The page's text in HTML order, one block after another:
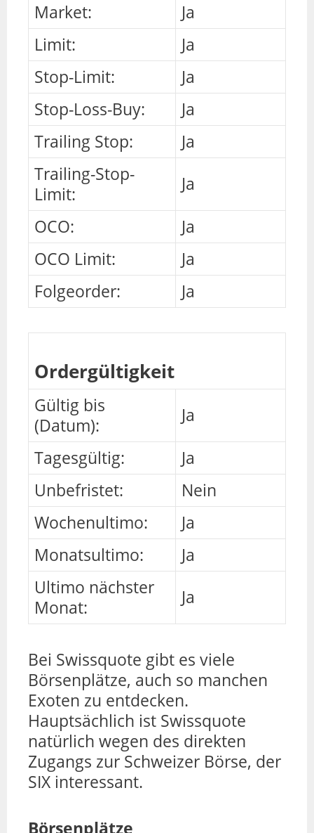
Market:
Ja
Limit:
Ja
Stop-Limit:
Ja
Stop-Loss-Buy:
Ja
Trailing Stop:
Ja
Trailing-Stop-
Limit:
Ja
OCO:
Ja
OCO Limit:
Ja
Folgeorder:
Ja
Ordergültigkeit
Gültig bis
(Datum):
Ja
Tagesgültig:
Ja
Unbefristet:
Nein
Wochenultimo:
Ja
Monatsultimo:
Ja
Ultimo nächster
Monat:
Ja
Bei Swissquote gibt es viele
Börsenplätze, auch so manchen
Exoten zu entdecken.
Hauptsächlich ist Swissquote
natürlich wegen des direkten
Zugangs zur Schweizer Börse, der
SIX interessant.
Börsenplätze